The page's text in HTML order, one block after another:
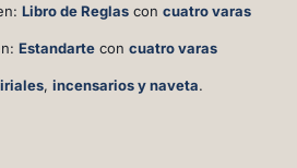
Libro de Reglas concuatro varas
Estandarte concuatro varas
,incensarios y naveta.